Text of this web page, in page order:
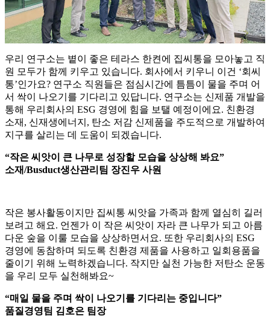
우리 연구소는 볕이 좋은 테라스 한켠에 집씨통을 모아놓고 직
원 모두가 함께 키우고 있습니다. 회사에서 키우니 이건 ‘회씨
통’인가요? 연구소 직원들은 점심시간에 틈틈이 물을 주며 어
서 싹이 나오기를 기다리고 있답니다. 연구소는 신제품 개발을
통해 우리회사의 ESG 경영에 힘을 보탤 예정이에요. 친환경
소재, 신재생에너지, 탄소 저감 신제품을 주도적으로 개발하여
지구를 살리는 데 도움이 되겠습니다.
“작은 씨앗이 큰 나무로 성장할 모습을 상상해 봐요”
소재/Busduct생산관리팀 장진우 사원
작은 봉사활동이지만 집씨통 씨앗을 가족과 함께 열심히 길러
보려고 해요. 언젠가 이 작은 씨앗이 자라 큰 나무가 되고 아름
다운 숲을 이룰 모습을 상상하면서요. 또한 우리회사의 ESG
경영에 동참하며 되도록 친환경 제품을 사용하고 일회용품을
줄이기 위해 노력하겠습니다. 작지만 실천 가능한 저탄소 운동
을 우리 모두 실천해봐요~
“매일 물을 주며 싹이 나오기를 기다리는 중입니다”
품질경영팀 김호은 팀장